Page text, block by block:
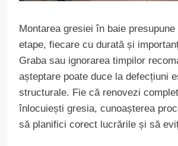
Montarea gresiei în baie
etape, fiecare cu durată și
Graba sau ignorarea timpilor
așteptare poate duce la defecțiuni
structurale. Fie că renovezi
înlocuiești gresia, cunoașterea
să planifici corect lucrările și să